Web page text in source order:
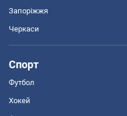
Запоріжжя
Черкаси
Спорт
Футбол
Хокей